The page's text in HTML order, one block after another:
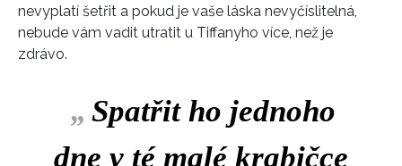
nevyplatí šetřit a pokud je vaše láska nevyčíslitelná,
nebude vám vadit utratit u Tiffanyho více, než je
zdrávo.
„ Spatřit ho jednoho
dne v té malé krabičce